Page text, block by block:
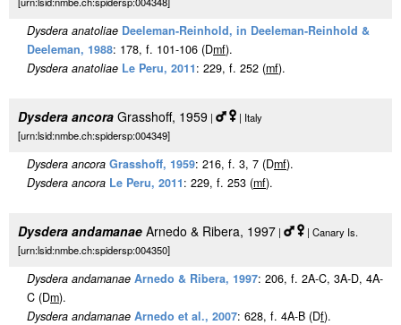
Dysdera anatoliae Deeleman-Reinhold, in Deeleman-Reinhold &
Deeleman, 1988: 178, f. 101-106 (Dmf).
Dysdera anatoliae Le Peru, 2011: 229, f. 252 (mf).
Dysdera ancora Grasshoff, 1959 |
| Italy
[urn:lsid:nmbe.ch:spidersp:004349]
Dysdera ancora Grasshoff, 1959: 216, f. 3, 7 (Dmf).
Dysdera ancora Le Peru, 2011: 229, f. 253 (mf).
Dysdera andamanae Arnedo & Ribera, 1997 |
| Canary Is.
[urn:lsid:nmbe.ch:spidersp:004350]
Dysdera andamanae Arnedo & Ribera, 1997: 206, f. 2A-C, 3A-D, 4A-
C (Dm).
Dysdera andamanae Arnedo et al., 2007: 628, f. 4A-B (Df).